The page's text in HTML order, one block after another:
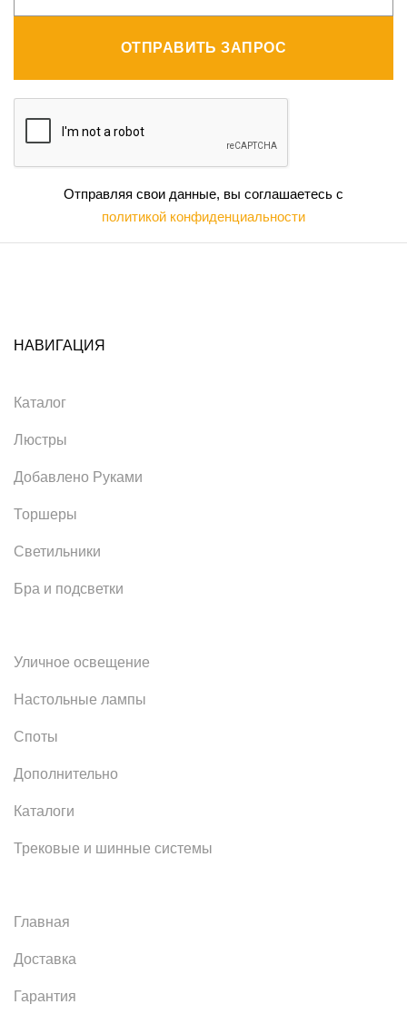
ОТПРАВИТЬ ЗАПРОС
Отправляя свои данные, вы соглашаетесь с
политикой конфиденциальности
НАВИГАЦИЯ
Каталог
Люстры
Добавлено Руками
Торшеры
Светильники
Бра и подсветки
Уличное освещение
Настольные лампы
Споты
Дополнительно
Каталоги
Трековые и шинные системы
Главная
Доставка
Гарантия